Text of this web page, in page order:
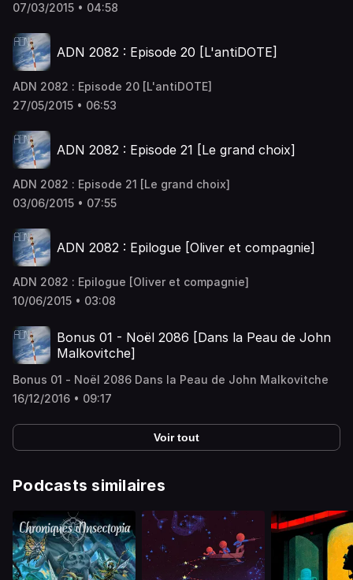
07/03/2015 • 04:58
ADN 2082 : Episode 20 [L'antiDOTE]
ADN 2082 : Episode 20 [L'antiDOTE]
27/05/2015 • 06:53
ADN 2082 : Episode 21 [Le grand choix]
ADN 2082 : Episode 21 [Le grand choix]
03/06/2015 • 07:55
ADN 2082 : Epilogue [Oliver et compagnie]
ADN 2082 : Epilogue [Oliver et compagnie]
10/06/2015 • 03:08
Bonus 01 - Noël 2086 [Dans la Peau de John
Malkovitche]
Bonus 01 - Noël 2086 Dans la Peau de John Malkovitche
16/12/2016 • 09:17
Voir tout
Podcasts similaires